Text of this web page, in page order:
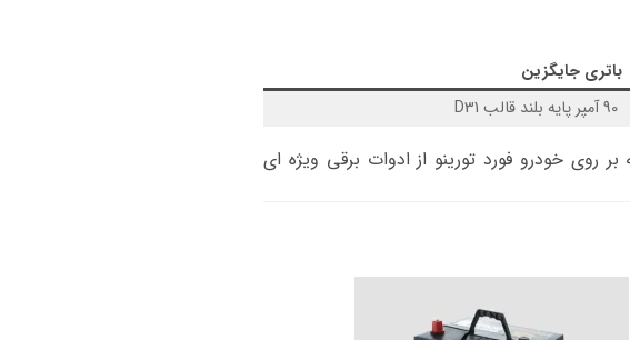
باتری جایگزین
90 آمپر پایه بلند قالب D31
روی خودرو فورد تورینو از ادوات برقی ویژه ای